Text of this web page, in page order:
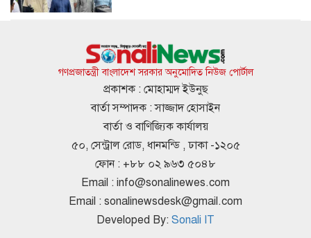
অস্ট্রেলিয়ার তৃতীয় সারির দলের কাছে ইনিংস
ব্যবধানে হারল বাংলাদেশ
দীর্ঘ সংগীতজীবনে এমন অভিজ্ঞতার মুখোমুখি
কখনো হইনি : হাসান
দাম কমার পর দেশের বাজারে আজ স্বর্ণের
ভরি কত?
গণপ্রজাতন্ত্রী বাংলাদেশ সরকার অনুমোদিত নিউজ পোর্টাল
প্রকাশক : মোহাম্মদ ইউনুছ
বার্তা সম্পাদক : সাজ্জাদ হোসাইন
বার্তা ও বাণিজ্যিক কার্যালয়
৫০, সেন্ট্রাল রোড, ধানমন্ডি , ঢাকা -১২০৫
ফোন : +৮৮ ০২ ৯৬৩ ৫০৪৮
Email : info@sonalinewes.com
Email : sonalinewsdesk@gmail.com
Developed By: Sonali IT